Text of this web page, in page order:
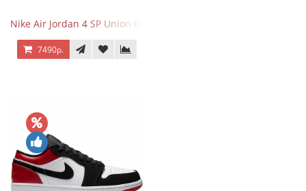
Nike Air Jordan 4 SP Union Off Noir
7490р.